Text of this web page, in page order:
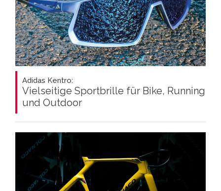
Adidas Kentro:
Vielseitige Sportbrille für Bike, Running
und Outdoor